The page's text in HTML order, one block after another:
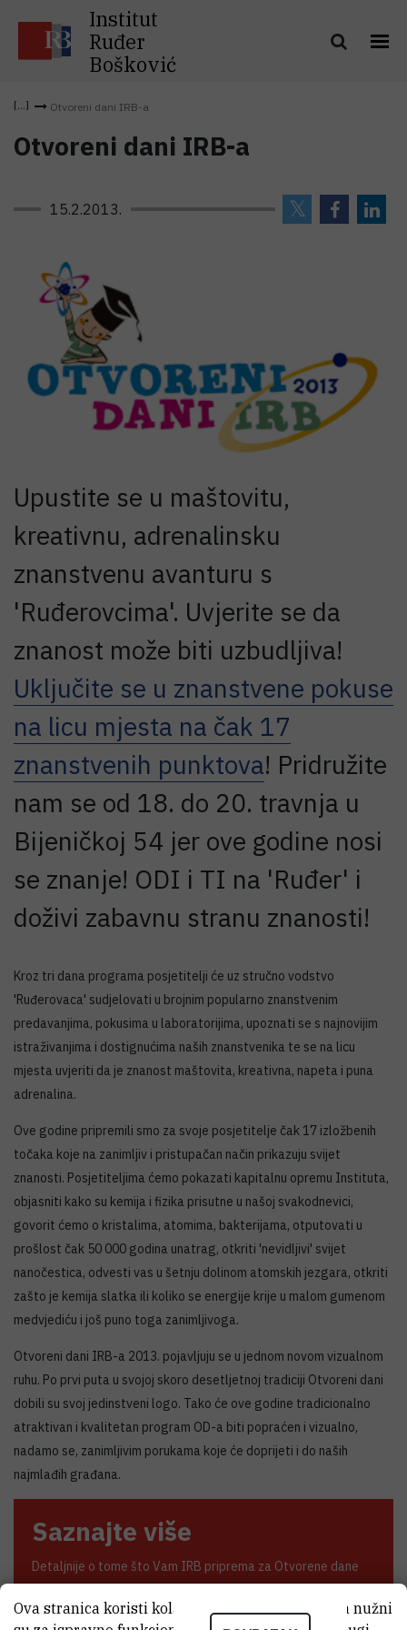
Institut
Ruđer
Bošković
Otvoreni dani IRB-a
Otvoreni dani IRB-a
15.2.2013.
Upustite se u maštovitu,
kreativnu, adrenalinsku
znanstvenu avanturu s
'Ruđerovcima'. Uvjerite se da
znanost može biti uzbudljiva!
Uključite se u znanstvene pokuse
na licu mjesta na čak 17
znanstvenih punktova! Pridružite
nam se od 18. do 20. travnja u
Bijeničkoj 54 jer ove godine nosi
se znanje! ODI i TI na 'Ruđer' i
doživi zabavnu stranu znanosti!
Kroz tri dana programa posjetitelji će uz stručno vodstvo
'Ruđerovaca' sudjelovati u brojnim popularno znanstvenim
predavanjima, pokusima u laboratorijima, upoznati se s najnovijim
istraživanjima i dostignućima naših znanstvenika te se na licu
mjesta uvjeriti da je znanost maštovita, kreativna, napeta i puna
adrenalina.
Ove godine pripremili smo za svoje posjetitelje čak 17 izložbenih
točaka koje na zanimljiv i pristupačan način prikazuju svijet
znanosti. Posjetiteljima ćemo pokazati kapitalnu opremu Instituta,
objasniti kako su kemija i fizika prisutne u našoj svakodnevici,
govorit ćemo o kristalima, atomima, bakterijama, otputovati u
prošlost čak 50 000 godina unatrag, otkriti 'nevidljivi' svijet
nanočestica, odvesti vas u šetnju dolinom atomskih jezgara, otkriti
zašto je kemija slatka ili koliko se energije krije u malom gumenom
medvjediću i još puno toga zanimljivoga.
Otvoreni dani IRB-a 2013. pojavljuju se u jednom novom vizualnom
ruhu. Po prvi puta u svojoj skoro desetljetnoj tradiciji Otvoreni dani
dobili su svoj jedinstveni logo. Tako će ove godine tradicionalno
atraktivan i kvalitetan program OD-a biti popraćen i vizualno,
nadamo se, zanimljivim porukama koje će doprijeti i do naših
najmlađih građana.
Saznajte više
Detaljnije o tome što Vam IRB priprema za Otvorene dane
danaiFacebooku!
Ova stranica koristi kolačiće. Neki od tih kolačića nužni